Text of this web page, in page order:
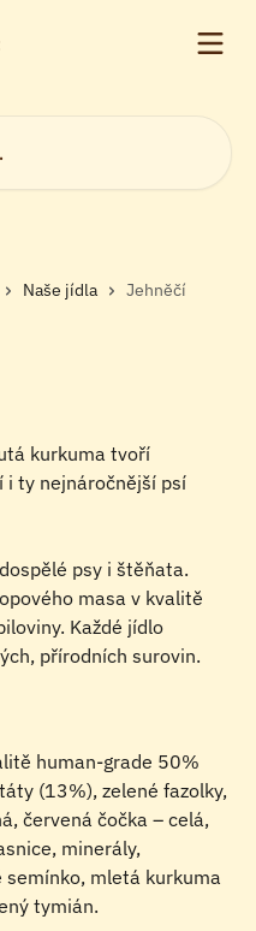
Naše jídla Jehněčí
kurkuma tvoří
i ty nejnáročnější psí
psy i štěňata.
masa v kvalitě
Každé jídlo
přírodních surovin.
human-grade 50%
(13%), zelené fazolky,
červená čočka – celá,
minerály,
mletá kurkuma
tymián.